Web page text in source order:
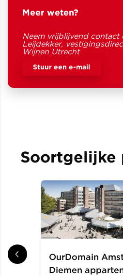
Meer weten?
Neem vrijblijvend contact
Leijdekker,
Wijnen Utrecht
Stuur een e-mail
Soortgelijke
OurDomain
Diemen